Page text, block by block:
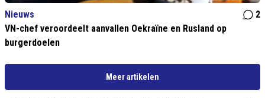
Nieuws
2
VN-chef veroordeelt aanvallen Oekraïne en Rusland op
burgerdoelen
Meer artikelen